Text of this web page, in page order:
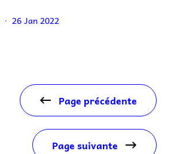
• 26 Jan 2022
Page précédente
Page suivante